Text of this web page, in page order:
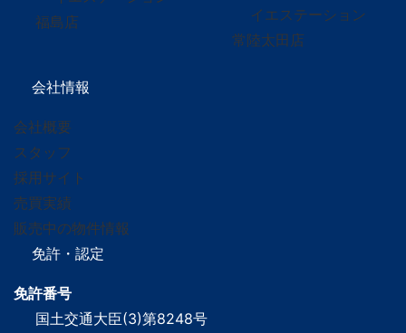
福島店
イエステーション
常陸太田店
会社情報
会社概要
スタッフ
採用サイト
売買実績
販売中の物件情報
免許・認定
免許番号
国土交通大臣(3)第8248号